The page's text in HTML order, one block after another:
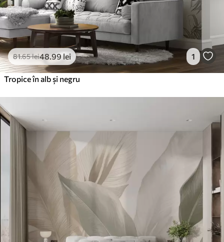
81.65lei48.99 lei 1
Tropice în alb și negru